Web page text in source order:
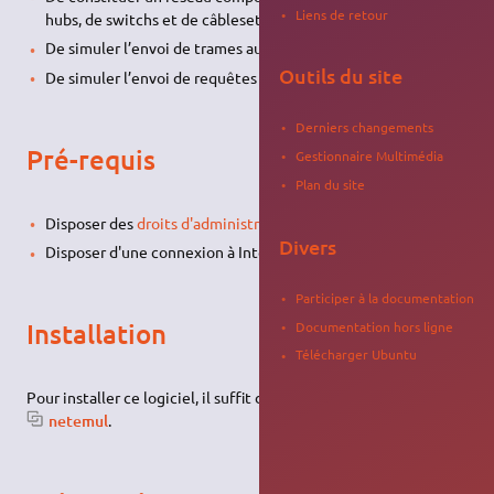
hubs, de switchs et de câbleset de l'Internet.
De simuler l’envoi de trames au niveau Ethernet.
De simuler l’envoi de requêtes au niveau IP.
Pré-requis
Disposer desdroits d'administration
Disposer d'une connexion à Internet configurée et activée.
Installation
Pour installer ce logiciel, il suffit d'
netemul.
Liens de retour
Outils du site
Derniers changements
Gestionnaire Multimédia
Plan du site
Divers
Participer à la documentation
Documentation hors ligne
Télécharger Ubuntu